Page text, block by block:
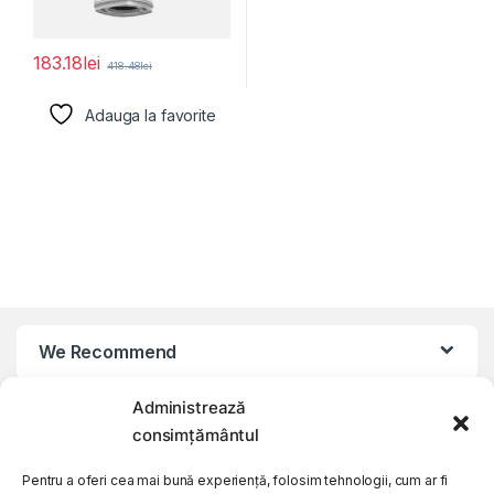
Administrează
consimțământul
Pentru a oferi cea mai bună experiență, folosim tehnologii, cum ar fi
183.18lei 418.48lei
Adauga la favorite
We Recommend
My Account
Customer Care